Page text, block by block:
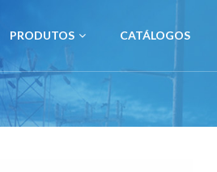
PRODUTOS CATÁLOGOS